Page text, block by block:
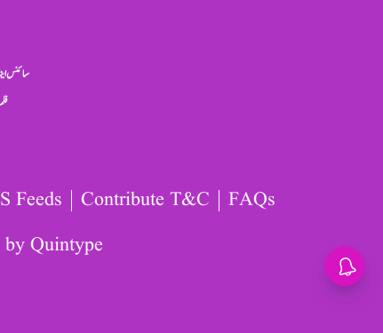
سائنس
Feeds Contribute T&C
FAQs
byQuintype